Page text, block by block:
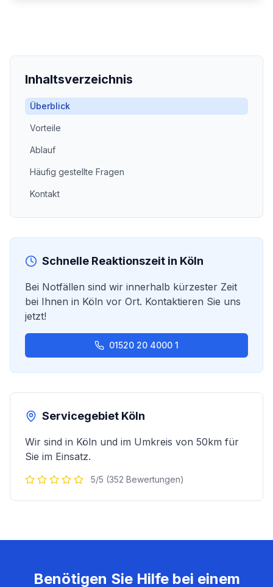
Inhaltsverzeichnis
Überblick
Vorteile
Ablauf
Häufig gestellte Fragen
Kontakt
Schnelle Reaktionszeit in Köln
Bei Notfällen sind wir innerhalb kürzester Zeit
bei Ihnen in Köln vor Ort. Kontaktieren Sie uns
jetzt!
01520 20 4000 1
Servicegebiet Köln
Wir sind in Köln und im Umkreis von 50km für
Sie im Einsatz.
5/5 (352 Bewertungen)
Benötigen Sie Hilfe bei einem